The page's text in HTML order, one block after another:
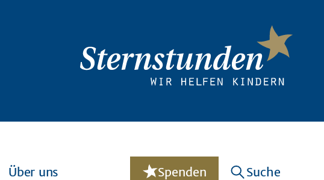
Über uns Spenden Suche